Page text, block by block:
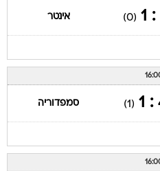
(0) אינטר
(1) סמפדוריה